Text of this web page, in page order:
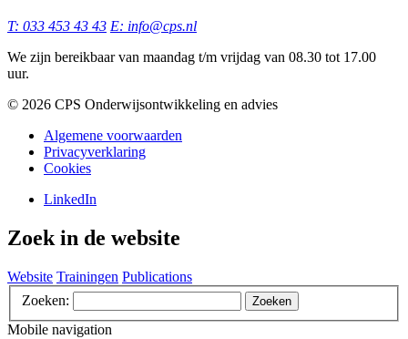
T: 033 453 43 43 E: info@cps.nl
We zijn bereikbaar van maandag t/m vrijdag van 08.30 tot 17.00
uur.
©️ 2026 CPS Onderwijsontwikkeling en advies
Algemene voorwaarden
Privacyverklaring
Cookies
LinkedIn
Zoek in de website
Website Trainingen Publications
Zoeken:
Zoeken
Mobile navigation